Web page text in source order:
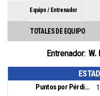
Equipo / Entrenador
TOTALES DE EQUIPO
Entrenador: W.
Puntos por Pérdidas: